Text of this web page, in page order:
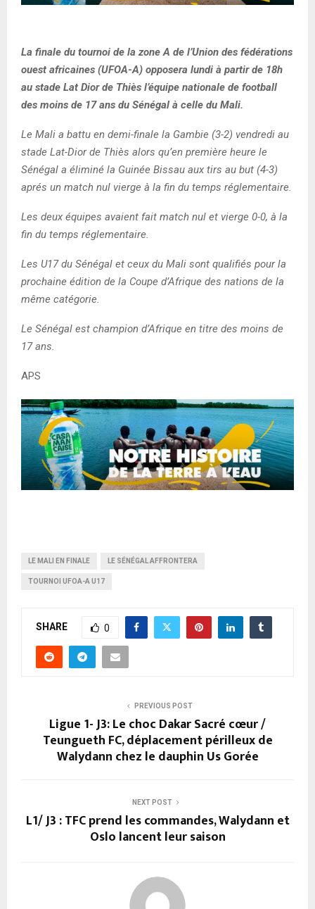
La finale du tournoi de la zone A de l’Union des fédérations
ouest africaines (UFOA-A) opposera lundi à partir de 18h
au stade Lat Dior de Thiès l’équipe nationale de football
des moins de 17 ans du Sénégal à celle du Mali.
Le Mali a battu en demi-finale la Gambie (3-2) vendredi au
stade Lat-Dior de Thiès alors qu’en première heure le
Sénégal a éliminé la Guinée Bissau aux tirs au but (4-3)
aprés un match nul vierge à la fin du temps réglementaire.
Les deux équipes avaient fait match nul et vierge 0-0, à la
fin du temps réglementaire.
Les U17 du Sénégal et ceux du Mali sont qualifiés pour la
prochaine édition de la Coupe d’Afrique des nations de la
même catégorie.
Le Sénégal est champion d’Afrique en titre des moins de
17 ans.
APS
LE MALI EN FINALE LE SÉNÉGAL AFFRONTERA
TOURNOI UFOA-A U17
SHARE 0
PREVIOUS POST
Ligue 1- J3: Le choc Dakar Sacré cœur /
Teungueth FC, déplacement périlleux de
Walydann chez le dauphin Us Gorée
NEXT POST
L1/ J3 : TFC prend les commandes, Walydann et
Oslo lancent leur saison